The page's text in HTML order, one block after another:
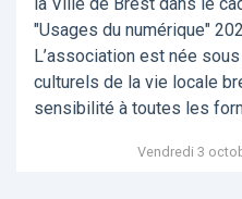
"Usages du numérique"
L’association est née sous
culturels de la vie locale
sensibilité à toutes les
Vendredi 3